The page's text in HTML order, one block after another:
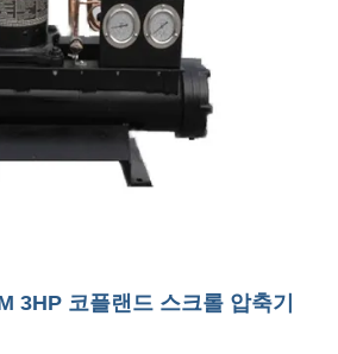
3HP 코플랜드 스크롤 압축기